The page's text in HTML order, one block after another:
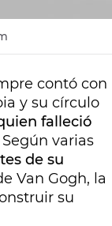
contó con
y su círculo
falleció
varias
de su
Van Gogh, la
su